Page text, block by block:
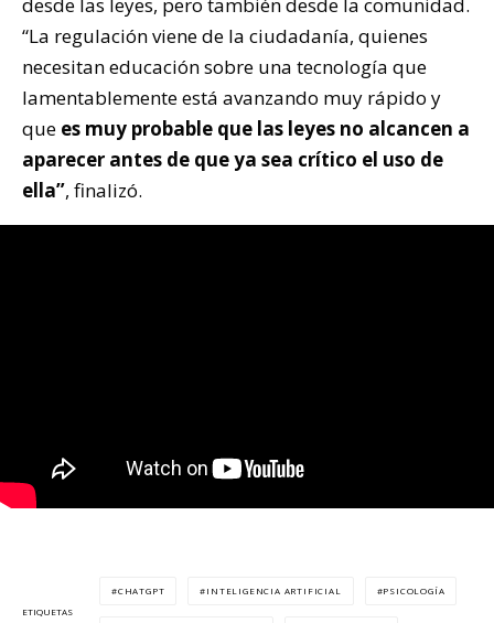
“La regulación viene de la ciudadanía, quienes
necesitan educación sobre una tecnología que
lamentablemente está avanzando muy rápido y
que es muy probable que las leyes no alcancen a
aparecer antes de que ya sea crítico el uso de
ella”, finalizó.
ETIQUETAS
CHATGPT INTELIGENCIA ARTIFICIAL PSICOLOGÍA